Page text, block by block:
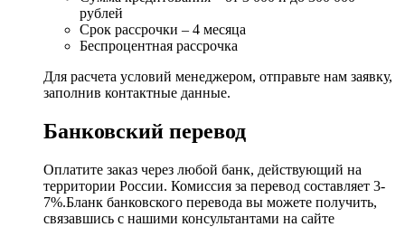
рублей
Срок рассрочки – 4 месяца
Беспроцентная рассрочка
Для расчета условий менеджером, отправьте нам заявку,
заполнив контактные данные.
Банковский перевод
Оплатите заказ через любой банк, действующий на
территории России. Комиссия за перевод составляет 3-
7%.Бланк банковского перевода вы можете получить,
связавшись с нашими консультантами на сайте